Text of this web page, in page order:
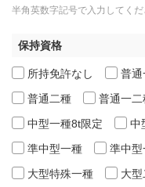
半角英数字記号で入力してくだ
保持資格
所持免許なし 普通
普通二種
普通一二
中型一種8t限定
中
準中型一種
準中型
大型特殊一種
大